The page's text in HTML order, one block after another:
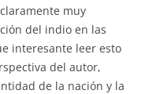
muy
del indio en las
interesante leer esto
del autor,
de la nación y la